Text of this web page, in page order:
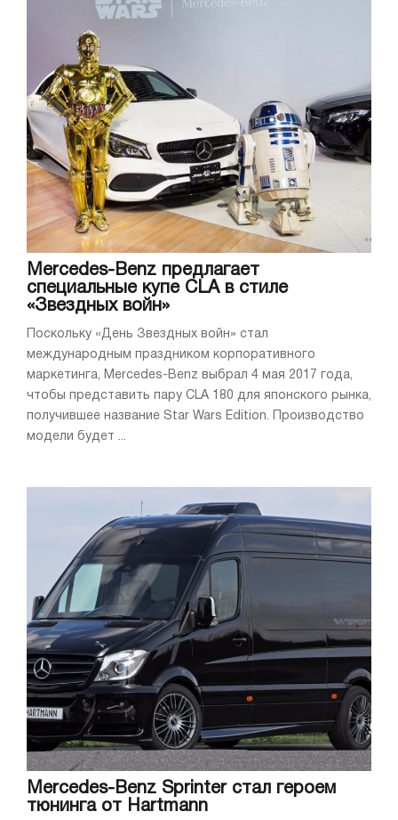
Mercedes-Benz предлагает
специальные купе CLA в стиле
«Звездных войн»
Поскольку «День Звездных войн» стал
международным праздником корпоративного
маркетинга, Mercedes-Benz выбрал 4 мая 2017 года,
чтобы представить пару CLA 180 для японского рынка,
получившее название Star Wars Edition. Производство
модели будет ...
Mercedes-Benz Sprinter стал героем
тюнинга от Hartmann